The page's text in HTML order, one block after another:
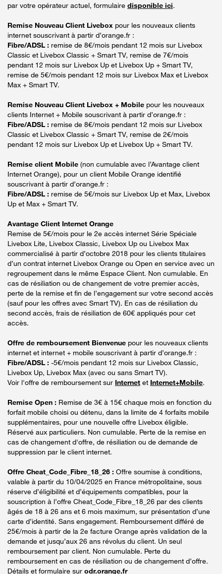
par votre opérateur actuel, formulaire disponible ici.
Remise Nouveau Client Livebox pour les nouveaux clients
internet souscrivant à partir d’orange.fr :
Fibre/ADSL : remise de 8€/mois pendant 12 mois sur Livebox
Classic et Livebox Classic + Smart TV, remise de 7€/mois
pendant 12 mois sur Livebox Up et Livebox Up + Smart TV,
remise de 5€/mois pendant 12 mois sur Livebox Max et Livebox
Max + Smart TV.
Remise Nouveau Client Livebox + Mobile pour les nouveaux
clients Internet + Mobile souscrivant à partir d’orange.fr :
Fibre/ADSL : remise de 8€/mois pendant 12 mois sur Livebox
Classic et Livebox Classic + Smart TV, remise de 2€/mois
pendant 12 mois sur Livebox Up et Livebox Up + Smart TV.
Remise client Mobile (non cumulable avec l’Avantage client
Internet Orange), pour un client Mobile Orange identifié
souscrivant à partir d’orange.fr :
Fibre/ADSL : remise de 5€/mois sur Livebox Up et Max, Livebox
Up et Max + Smart TV.
Avantage Client Internet Orange
Remise de 5€/mois pour le 2e accès internet Série Spéciale
Livebox Lite, Livebox Classic, Livebox Up ou Livebox Max
commercialisé à partir d’octobre 2018 pour les clients titulaires
d’un contrat internet Livebox Orange ou Open en service avec un
regroupement dans le même Espace Client. Non cumulable. En
cas de résiliation ou de changement de votre premier accès,
perte de la remise et fin de l’engagement sur votre second accès
(sauf pour les offres avec Smart TV). En cas de résiliation du
second accès, frais de résiliation de 60€ appliqués pour cet
accès.
Offre de remboursement Bienvenue pour les nouveaux clients
internet et internet + mobile souscrivant à partir d’orange.fr :
Fibre/ADSL : -5€/mois pendant 12 mois sur Livebox Classic,
Livebox Up, Livebox Max (avec ou sans Smart TV).
Voir l'offre de remboursement sur Internet et Internet+Mobile.
Remise Open : Remise de 3€ à 15€ chaque mois en fonction du
forfait mobile choisi ou détenu, dans la limite de 4 forfaits mobile
supplémentaires, pour une nouvelle offre Livebox éligible.
Réservé aux particuliers. Non cumulable. Perte de la remise en
cas de changement d'offre, de résiliation ou de demande de
suppression par le client internet.
Offre Cheat_Code_Fibre_18_26 : Offre soumise à conditions,
valable à partir du 10/04/2025 en France métropolitaine, sous
réserve d’éligibilité et d’équipements compatibles, pour la
souscription à l’offre Cheat_Code_Fibre_18_26 par des clients
âgés de 18 à 26 ans et 6 mois maximum, sur présentation d’une
carte d’identité. Sans engagement. Remboursement différé de
25€/mois à partir de la 2e facture Orange après validation de la
demande et jusqu’aux 26 ans révolus du client. Un seul
remboursement par client. Non cumulable. Perte du
remboursement en cas de résiliation ou de changement d’offre.
Détails et formulaire sur odr.orange.fr